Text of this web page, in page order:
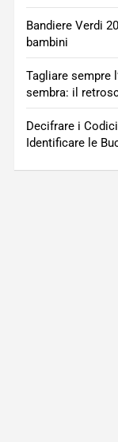
Bandiere Verdi
bambini
Tagliare sempre
sembra: il
Decifrare i
Identificare le